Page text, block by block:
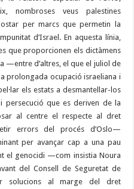
nombroses veus palestines
per marcs que permetin la
d’Israel. En aquesta línia,
que proporcionen els dictàmens
—entre d’altres, el que el juliol de
prolongada ocupació israeliana i
els estats a desmantellar-los
que es deriven de la
al centre el respecte al dret
errors del procés d’Oslo—
per avançar cap a una pau
el genocidi —com insistia Noura
del Consell de Seguretat de
solucions al marge del dret